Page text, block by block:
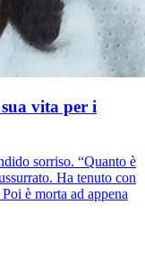
sua vita per i
sorriso. “Quanto è
Ha tenuto con
è morta ad appena